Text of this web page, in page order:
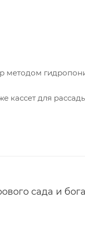
методом
кассет для
сада и